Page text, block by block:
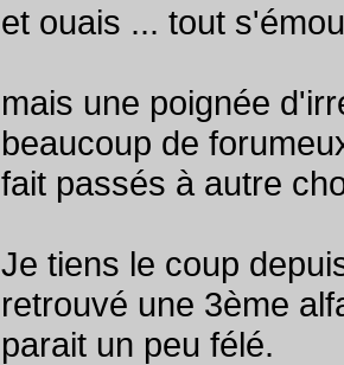
et ouais ... tout
mais une poignée
beaucoup de
fait passés à autre
Je tiens le coup
retrouvé une 3ème
parait un peu félé.